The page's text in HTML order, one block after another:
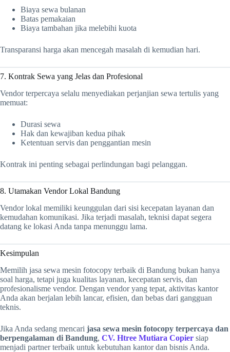
Biaya sewa bulanan
Batas pemakaian
Biaya tambahan jika melebihi kuota
Transparansi harga akan mencegah masalah di kemudian hari.
7. Kontrak Sewa yang Jelas dan Profesional
Vendor terpercaya selalu menyediakan perjanjian sewa tertulis yang
memuat:
Durasi sewa
Hak dan kewajiban kedua pihak
Ketentuan servis dan penggantian mesin
Kontrak ini penting sebagai perlindungan bagi pelanggan.
8. Utamakan Vendor Lokal Bandung
Vendor lokal memiliki keunggulan dari sisi kecepatan layanan dan
kemudahan komunikasi. Jika terjadi masalah, teknisi dapat segera
datang ke lokasi Anda tanpa menunggu lama.
Kesimpulan
Memilih jasa sewa mesin fotocopy terbaik di Bandung bukan hanya
soal harga, tetapi juga kualitas layanan, kecepatan servis, dan
profesionalisme vendor. Dengan vendor yang tepat, aktivitas kantor
Anda akan berjalan lebih lancar, efisien, dan bebas dari gangguan
teknis.
Jika Anda sedang mencari jasa sewa mesin fotocopy terpercaya dan
berpengalaman di Bandung, CV. Htree Mutiara Copier siap
menjadi partner terbaik untuk kebutuhan kantor dan bisnis Anda.